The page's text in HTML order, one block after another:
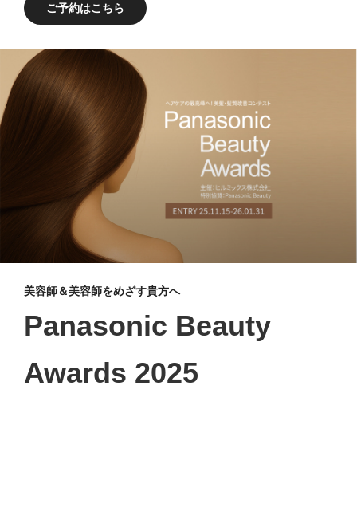
ご予約はこちら
美容師＆美容師をめざす貴方へ
Panasonic Beauty
Awards 2025